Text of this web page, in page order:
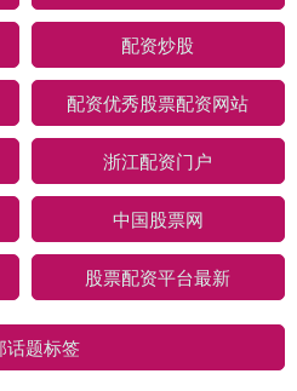
配资炒股
配资优秀股票配资网站
浙江配资门户
中国股票网
股票配资平台最新
话题标签